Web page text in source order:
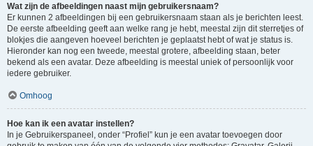
Wat zijn de afbeeldingen naast mijn gebruikersnaam?
Er kunnen 2 afbeeldingen bij een gebruikersnaam staan als je berichten leest.
De eerste afbeelding geeft aan welke rang je hebt, meestal zijn dit sterretjes of
blokjes die aangeven hoeveel berichten je geplaatst hebt of wat je status is.
Hieronder kan nog een tweede, meestal grotere, afbeelding staan, beter
bekend als een avatar. Deze afbeelding is meestal uniek of persoonlijk voor
iedere gebruiker.
Omhoog
Hoe kan ik een avatar instellen?
In je Gebruikerspaneel, onder “Profiel” kun je een avatar toevoegen door